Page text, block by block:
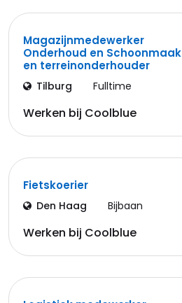
Magazijnmedewerker
Onderhoud en Schoonmaak
en terreinonderhouder
Tilburg Fulltime
Werken bij Coolblue
Fietskoerier
Den Haag Bijbaan
Werken bij Coolblue